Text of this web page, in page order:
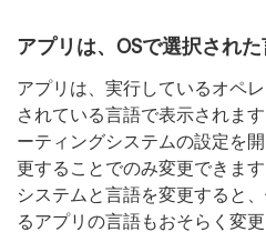
アプリは、OSで選択された
アプリは、実行しているオペ
されている言語で表示されま
ーティングシステムの設定を
更することでのみ変更できま
システムと言語を変更すると
るアプリの言語もおそらく変更